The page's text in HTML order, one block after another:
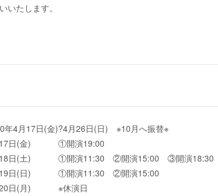
いたします。
年4月17日(金)?4月26日(日) ※10月へ振替※
17日(金) ①開演19:00
18日(土) ①開演11:30 ②開演15:00 ③開演18:30
19日(日) ①開演11:30 ②開演15:00
20日(月) ※休演日